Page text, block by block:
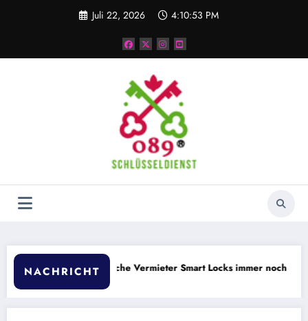
Juli 22, 2026 4:10:53 PM
NACHRICHT
Warum deutsche Vermieter Smart Locks immer noch ablehnen